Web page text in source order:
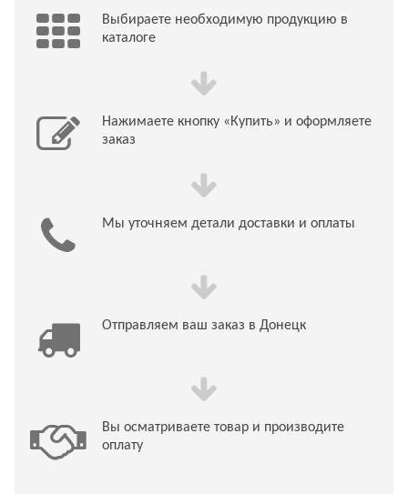
Выбираете необходимую продукцию в
каталоге
Нажимаете кнопку «Купить» и оформляете
заказ
Мы уточняем детали доставки и оплаты
Отправляем ваш заказ в Донецк
Вы осматриваете товар и производите
оплату